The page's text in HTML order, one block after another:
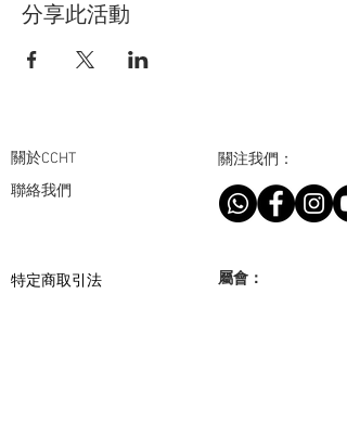
分享此活動
關於CCHT
聯絡我們
關注我們：
​特定商取引法 屬會：